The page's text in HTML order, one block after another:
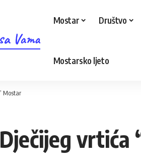
Vama
Mostar Društvo
Mostarsko ljeto
Mostar
vrtića